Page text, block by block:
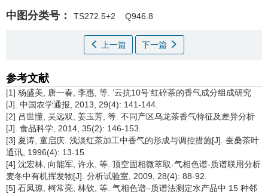
中图分类号： TS272.5+2 Q946.8
上一篇 下一篇
参考文献
[1] 杨盛美, 唐一春, 李惠, 等. ‘云抗10号’红碎茶的香气成分组成研究
[J]. 中国农学通报, 2013, 29(4): 141-144.
[2] 吕世懂, 吴远双, 姜玉芳, 等. 不同产区乌龙茶香气特征及差异分析
[J]. 食品科学, 2014, 35(2): 146-153.
[3] 夏涛, 童启庆. 浅淡红茶加工中香气的形成与调控措施[J]. 蚕桑茶叶
通讯, 1996(4): 13-15.
[4] 沈宏林, 向能军, 许永, 等. 顶空固相微萃取-气相色谱-质谱联用分析
麦冬中有机挥发物[J]. 分析试验室, 2009, 28(4): 88-92.
[5] 石凤琼, 柯常亮, 林钦, 等. 气相色谱–质谱法测定水产品中 15 种邻